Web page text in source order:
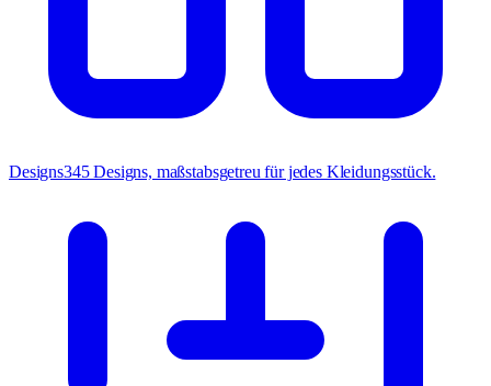
Designs345 Designs, maßstabsgetreu für jedes Kleidungsstück.